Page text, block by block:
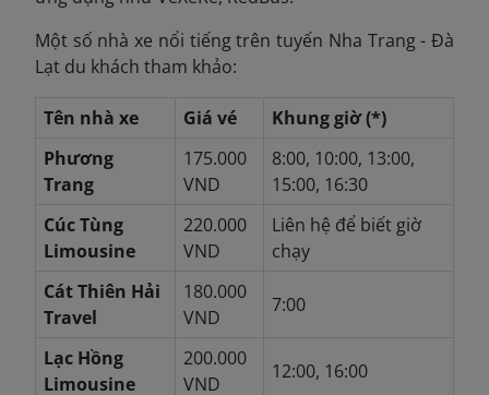
Một số nhà xe nổi tiếng trên tuyến Nha Trang - Đà
Lạt du khách tham khảo:
Tên nhà xe Giá vé
Khung giờ (*)
Phương
Trang
175.000
VND
8:00, 10:00, 13:00,
15:00, 16:30
Cúc Tùng
Limousine
220.000
VND
Liên hệ để biết giờ
chạy
Cát Thiên Hải
Travel
180.000
VND
7:00
Lạc Hồng
Limousine
200.000
VND
12:00, 16:00